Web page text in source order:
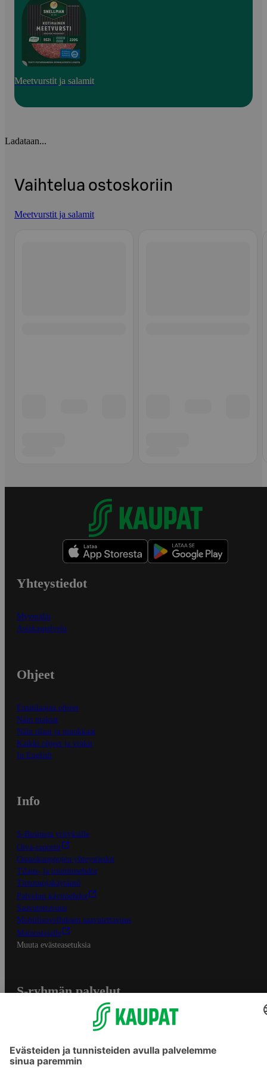
Meetvurstit ja salamit
Ladataan...
Vaihtelua ostoskoriin
Meetvurstit ja salamit
Yhteystiedot
Myymälät
Asiakaspalvelu
Ohjeet
Ensitilaajan ohjeet
Näin maksat
Näin tilaat ja muokkaat
Kaikki ohjeet ja vinkit
In English
Info
S-Business yrityksille
Oiva-raportit
Osuuskauppojen yhteystiedot
Tilaus- ja toimitusehdot
Tietosuojakäytäntö
Palvelun käyttöehdot
Saavutettavuus
Mobiilisovelluksen saavutettavuus
Mainostajalle
Muuta evästeasetuksia
S-ryhmän palvelut
Yhteishyvä Ruoka -sovellus
S-ostoslista -sovellus